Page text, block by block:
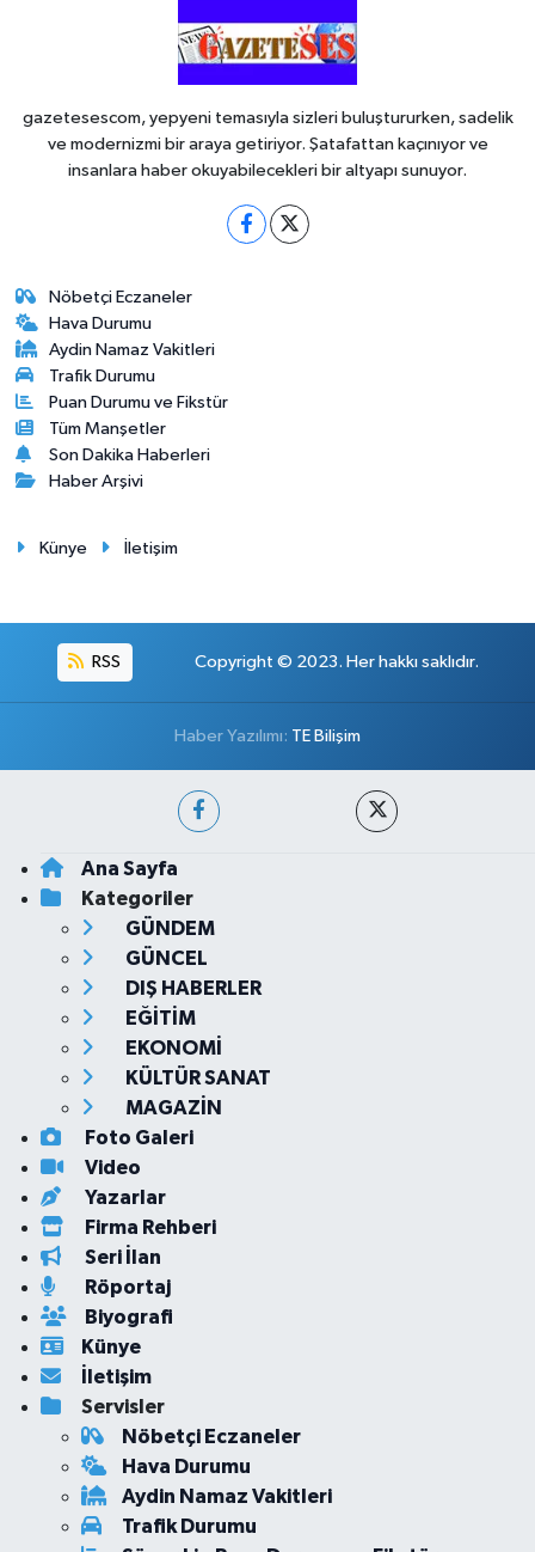
gazetesescom, yepyeni temasıyla sizleri buluştururken, sadelik
ve modernizmi bir araya getiriyor. Şatafattan kaçınıyor ve
insanlara haber okuyabilecekleri bir altyapı sunuyor.
Nöbetçi Eczaneler
Hava Durumu
Aydin Namaz Vakitleri
Trafik Durumu
Puan Durumu ve Fikstür
Tüm Manşetler
Son Dakika Haberleri
Haber Arşivi
Künye İletişim
RSS Copyright © 2023. Her hakkı saklıdır.
Haber Yazılımı: TE Bilişim
Ana Sayfa
Kategoriler
GÜNDEM
GÜNCEL
DIŞ HABERLER
EĞİTİM
EKONOMİ
KÜLTÜR SANAT
MAGAZİN
Foto Galeri
Video
Yazarlar
Firma Rehberi
Seri İlan
Röportaj
Biyografi
Künye
İletişim
Servisler
Nöbetçi Eczaneler
Hava Durumu
Aydin Namaz Vakitleri
Trafik Durumu